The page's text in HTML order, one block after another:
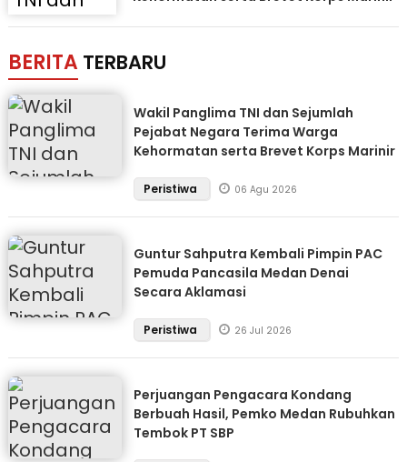
BERITA TERBARU
Wakil Panglima TNI dan Sejumlah
Pejabat Negara Terima Warga
Kehormatan serta Brevet Korps Marinir
Peristiwa 06 Agu 2026
Guntur Sahputra Kembali Pimpin PAC
Pemuda Pancasila Medan Denai
Secara Aklamasi
Peristiwa 26 Jul 2026
Perjuangan Pengacara Kondang
Berbuah Hasil, Pemko Medan Rubuhkan
Tembok PT SBP